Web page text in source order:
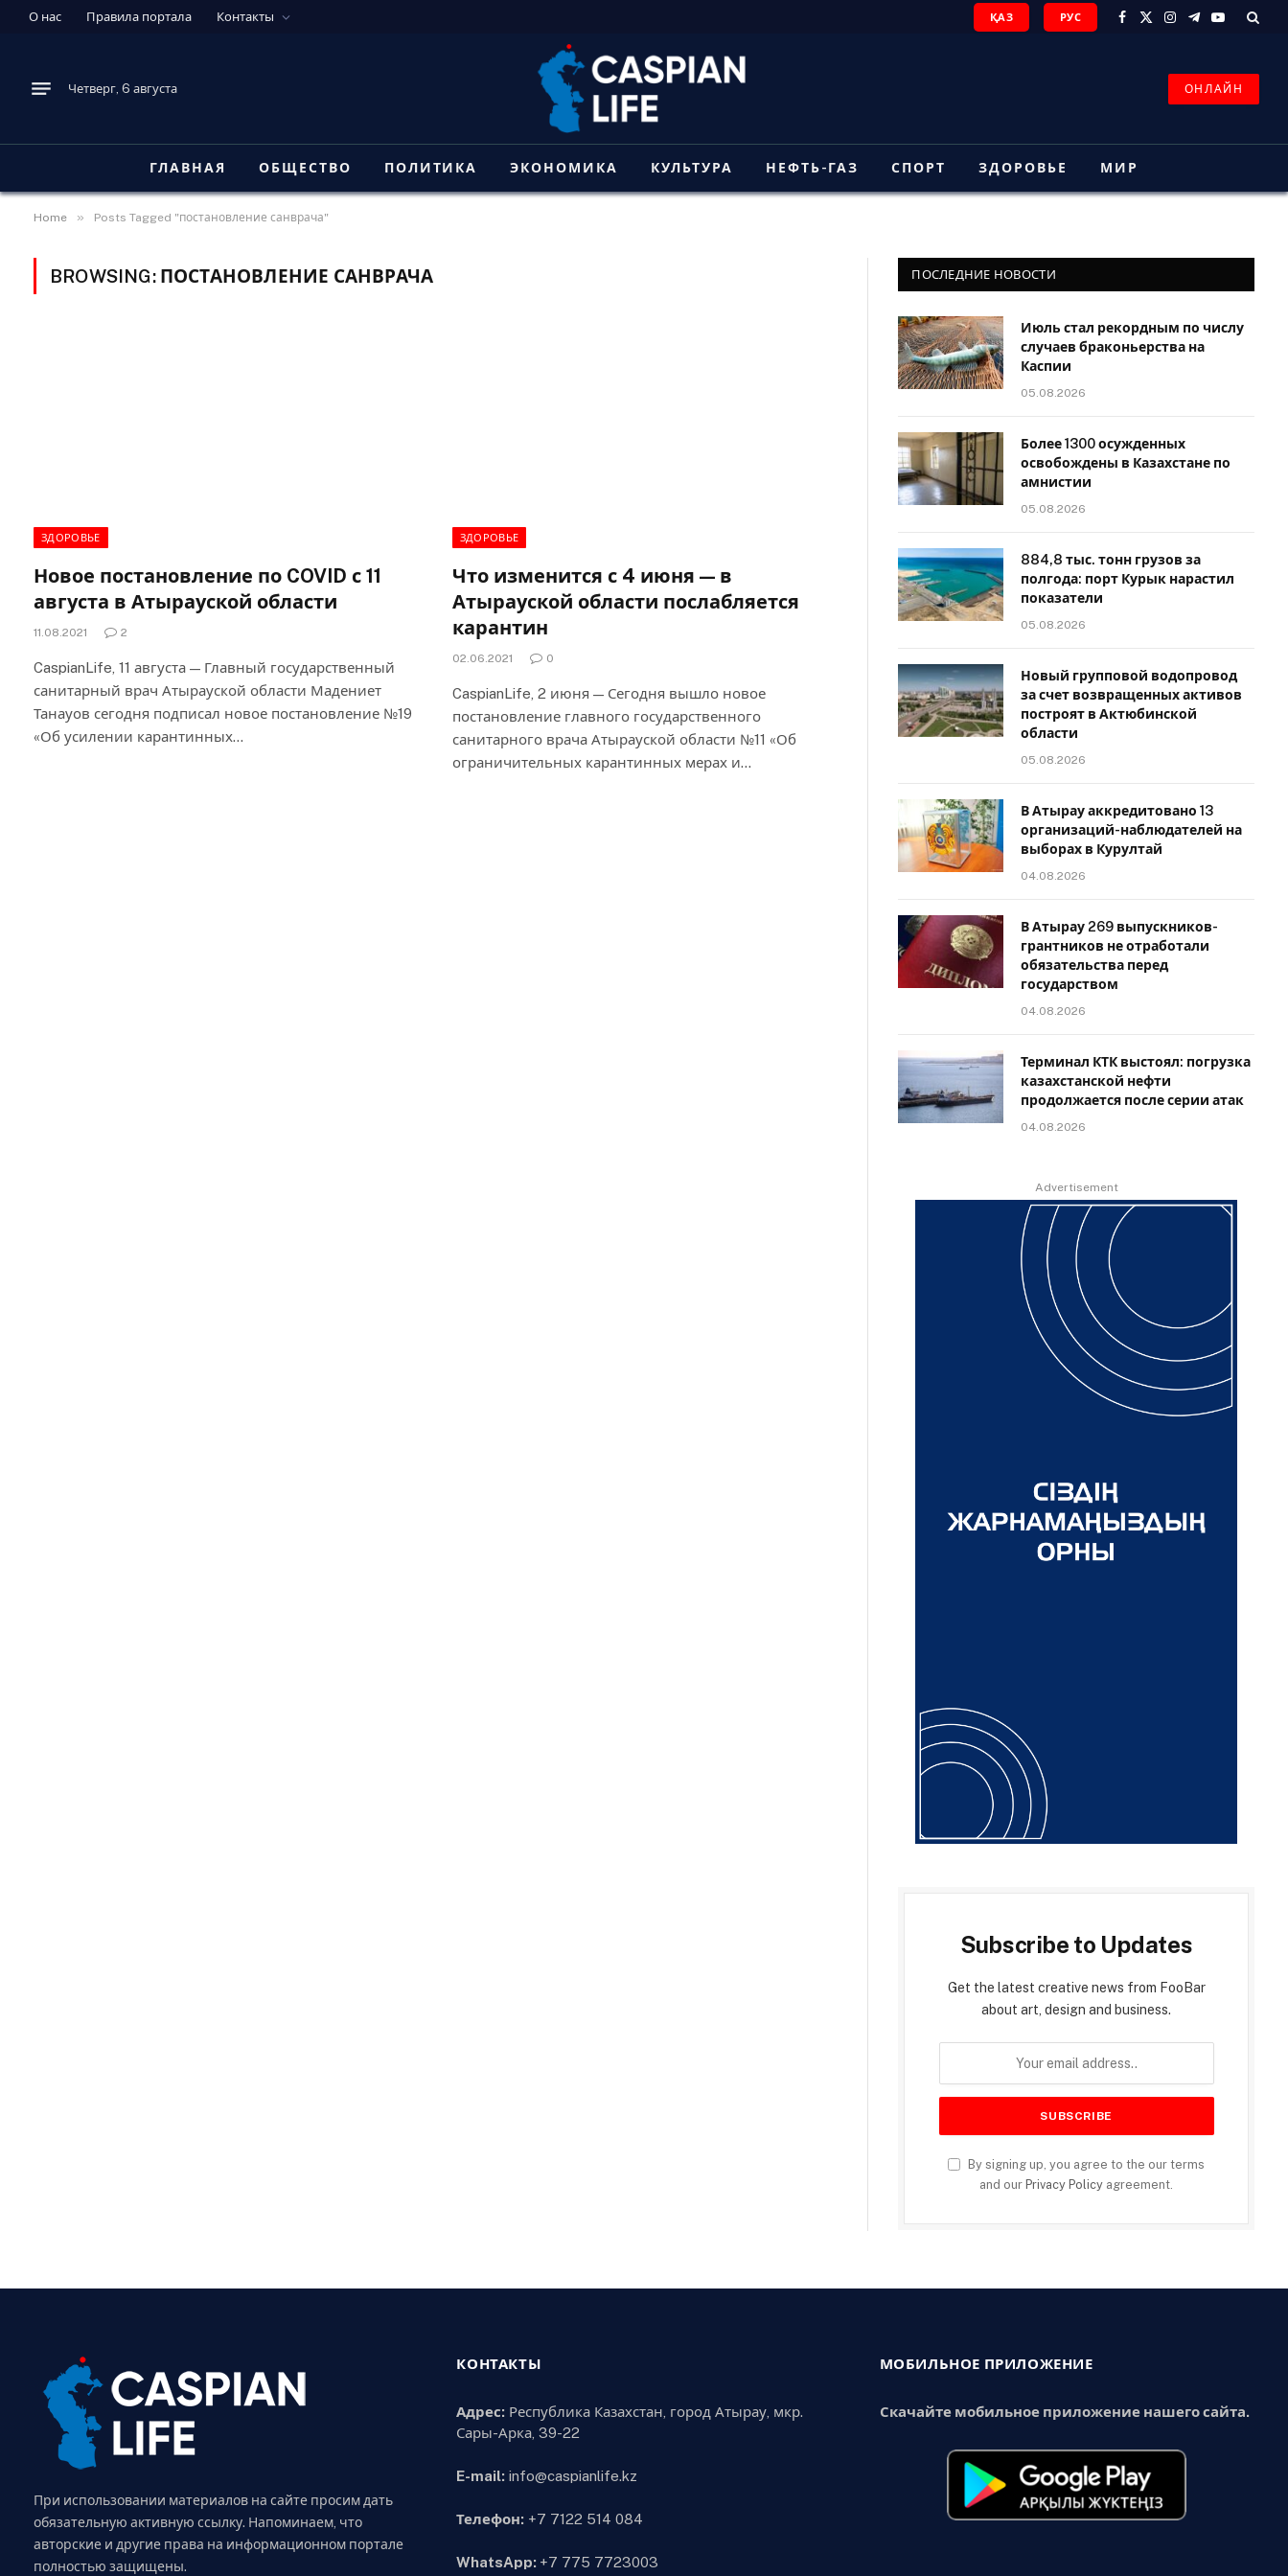
О нас Правила портала Контакты ҚАЗ РУС
Facebook
X
Instagram
Telegram
YouTube
Четверг, 6 августа ОНЛАЙН
ГЛАВНАЯ ОБЩЕСТВО ПОЛИТИКА ЭКОНОМИКА КУЛЬТУРА НЕФТЬ-ГАЗ СПОРТ ЗДОРОВЬЕ МИР
Home » Posts Tagged "постановление санврача"
BROWSING: ПОСТАНОВЛЕНИЕ САНВРАЧА
ЗДОРОВЬЕ
Новое постановление по COVID с 11
августа в Атырауской области
11.08.2021 2
CaspianLife, 11 августа — Главный государственный
санитарный врач Атырауской области Мадениет
Танауов сегодня подписал новое постановление №19
«Об усилении карантинных…
ЗДОРОВЬЕ
Что изменится с 4 июня — в
Атырауской области послабляется
карантин
02.06.2021 0
CaspianLife, 2 июня — Сегодня вышло новое
постановление главного государственного
санитарного врача Атырауской области №11 «Об
ограничительных карантинных мерах и…
ПОСЛЕДНИЕ НОВОСТИ
Июль стал рекордным по числу
случаев браконьерства на
Каспии
05.08.2026
Более 1300 осужденных
освобождены в Казахстане по
амнистии
05.08.2026
884,8 тыс. тонн грузов за
полгода: порт Курык нарастил
показатели
05.08.2026
Новый групповой водопровод
за счет возвращенных активов
построят в Актюбинской
области
05.08.2026
В Атырау аккредитовано 13
организаций-наблюдателей на
выборах в Курултай
04.08.2026
В Атырау 269 выпускников-
грантников не отработали
обязательства перед
государством
04.08.2026
Терминал КТК выстоял: погрузка
казахстанской нефти
продолжается после серии атак
04.08.2026
Advertisement
Subscribe to Updates
Get the latest creative news from FooBar
about art, design and business.
By signing up, you agree to the our terms
and our Privacy Policy agreement.
При использовании материалов на сайте просим дать
обязательную активную ссылку. Напоминаем, что
авторские и другие права на информационном портале
полностью защищены.
КОНТАКТЫ
Адрес: Республика Казахстан, город Атырау, мкр.
Сары-Арка, 39-22
E-mail: info@caspianlife.kz
Телефон: +7 7122 514 084
WhatsApp: +7 775 7723003
МОБИЛЬНОЕ ПРИЛОЖЕНИЕ
Скачайте мобильное приложение нашего сайта.